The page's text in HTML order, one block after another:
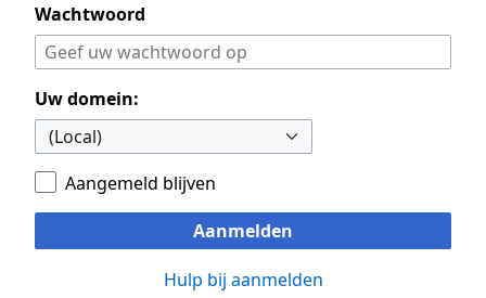
Wachtwoord
Uw domein:
Aangemeld blijven
Aanmelden
Hulp bij aanmelden